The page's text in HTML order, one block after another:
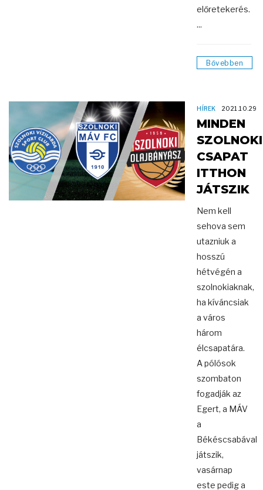
előretekerés.
...
Bővebben
HÍREK 2021.10.29
MINDEN
SZOLNOKI
CSAPAT
ITTHON
JÁTSZIK
Nem kell
sehova sem
utazniuk a
hosszú
hétvégén a
szolnokiaknak,
ha kíváncsiak
a város
három
élcsapatára.
A pólósok
szombaton
fogadják az
Egert, a MÁV
a
Békéscsabával
játszik,
vasárnap
este pedig a